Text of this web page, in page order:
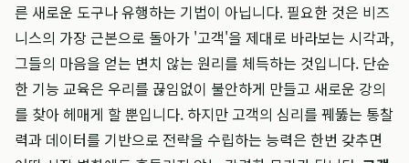
른 새로운 도구나 유행하는 기법이 아닙니다. 필요한 것은 비즈
니스의 가장 근본으로 돌아가 '고객'을 제대로 바라보는 시각과,
그들의 마음을 얻는 변치 않는 원리를 체득하는 것입니다. 단순
한 기능 교육은 우리를 끊임없이 불안하게 만들고 새로운 강의
를 찾아 헤매게 할 뿐입니다. 하지만 고객의 심리를 꿰뚫는 통찰
력과 데이터를 기반으로 전략을 수립하는 능력은 한번 갖추면